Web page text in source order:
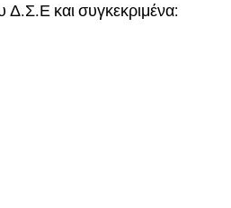
Δ.Σ.Ε και συγκεκριμένα: